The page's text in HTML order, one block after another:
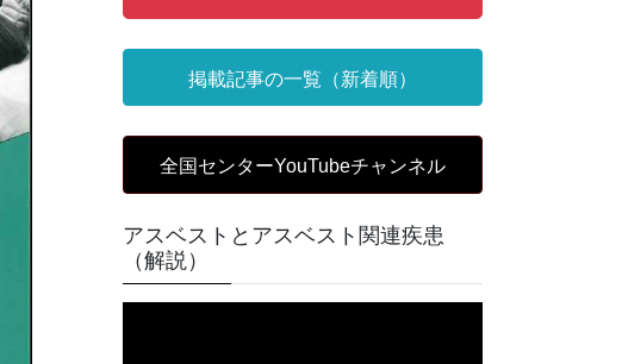
掲載記事の一覧（新着順）
全国センターYouTubeチャンネル
アスベストとアスベスト関連疾患
（解説）